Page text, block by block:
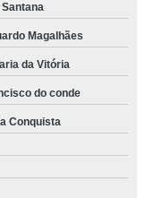
Santana
Magalhães
da Vitória
do conde
Conquista